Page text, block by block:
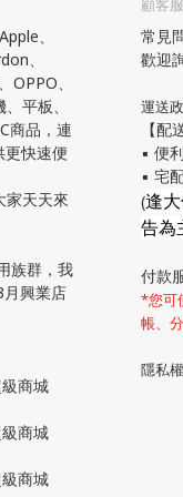
、
、
、
平板、
商品，連
快速便
家天天來
族群，我
興業店
商城
商城
商城
顧客
常見
歡迎
運送
【配
▪ 便
▪ 宅
(逢
告為
付款
*您可
帳、
隱私